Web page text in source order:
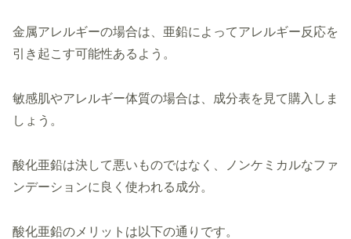
金属アレルギーの場合は、亜鉛によってアレルギー反応を
引き起こす可能性あるよう。
敏感肌やアレルギー体質の場合は、成分表を見て購入しま
しょう。
酸化亜鉛は決して悪いものではなく、ノンケミカルなファ
ンデーションに良く使われる成分。
酸化亜鉛のメリットは以下の通りです。